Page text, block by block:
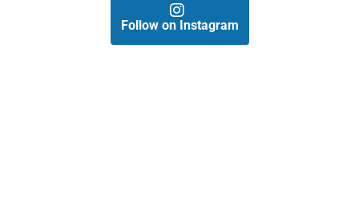
Follow on Instagram